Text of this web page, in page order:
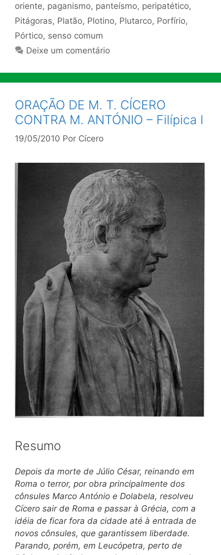
oriente, paganismo, panteísmo, peripatético,
Pitágoras, Platão, Plotino, Plutarco, Porfírio,
Pórtico, senso comum
Deixe um comentário
ORAÇÃO DE M. T. CÍCERO
CONTRA M. ANTÓNIO – Filípica I
19/05/2010 Por Cícero
Resumo
Depois da morte de Júlio César, reinando em
Roma o terror, por obra principalmente dos
cônsules Marco António e Dolabela, resolveu
Cícero sair de Roma e passar à Grécia, com a
idéia de ficar fora da cidade até à entrada de
novos cônsules, que garantissem liberdade.
Parando, porém, em Leucópetra, perto de